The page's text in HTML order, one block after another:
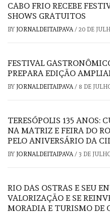
CABO FRIO RECEBE
SHOWS GRATUITOS
BY JORNALDEITAIPAVA/ 20 DE
FESTIVAL
PREPARA EDIÇÃO
BY JORNALDEITAIPAVA/ 8 DE
TERESÓPOLIS 135 ANOS:
NA MATRIZ E FEIRA DO
PELO ANIVERSÁRIO DA
BY JORNALDEITAIPAVA/ 3 DE
RIO DAS OSTRAS E SEU
VALORIZAÇÃO E SE
MORADIA E TURISMO DE